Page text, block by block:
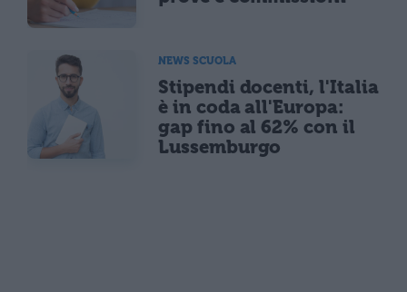
NEWS SCUOLA
Stipendi docenti, l'Italia
è in coda all'Europa:
gap fino al 62% con il
Lussemburgo